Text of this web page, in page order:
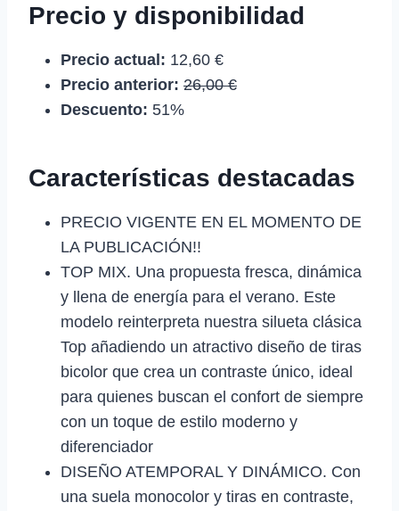
Precio y disponibilidad
Precio actual: 12,60 €
Precio anterior: 26,00 €
Descuento: 51%
Características destacadas
PRECIO VIGENTE EN EL MOMENTO DE
LA PUBLICACIÓN!!
TOP MIX. Una propuesta fresca, dinámica
y llena de energía para el verano. Este
modelo reinterpreta nuestra silueta clásica
Top añadiendo un atractivo diseño de tiras
bicolor que crea un contraste único, ideal
para quienes buscan el confort de siempre
con un toque de estilo moderno y
diferenciador
DISEÑO ATEMPORAL Y DINÁMICO. Con
una suela monocolor y tiras en contraste,